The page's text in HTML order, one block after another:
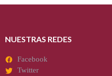
NUESTRAS REDES
Facebook
Twitter